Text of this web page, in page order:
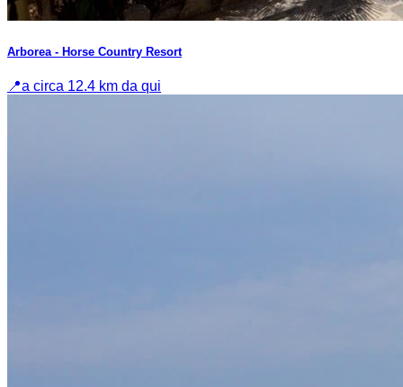
Arborea - Horse Country Resort
📍a circa 12.4 km da qui